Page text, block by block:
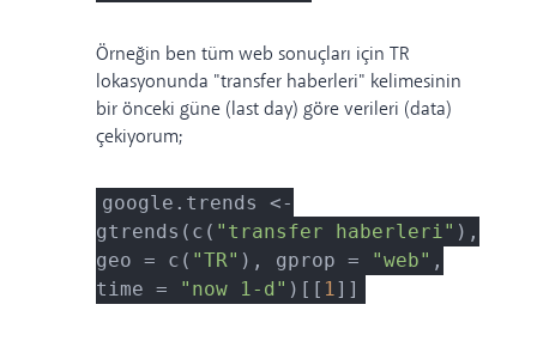
Örneğin ben tüm web sonuçları için TR
lokasyonunda "transfer haberleri" kelimesinin
bir önceki güne (last day) göre verileri (data)
çekiyorum;
google.trends <-
gtrends(c( "transfer haberleri" ),
geo = c( "TR" ), gprop = "web" ,
time =
"now 1-d" )[[ 1 ]]